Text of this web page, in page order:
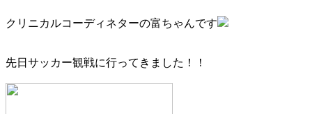
クリニカルコーディネターの富ちゃんです
先日サッカー観戦に行ってきました！！